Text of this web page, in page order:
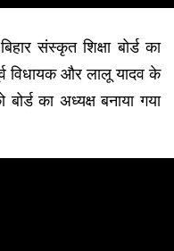
संस्कृत शिक्षा बोर्ड का
विधायक और लालू यादव के
का अध्यक्ष बनाया गया